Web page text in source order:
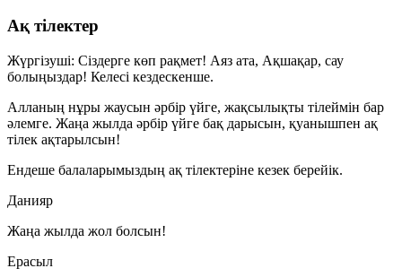
Ақ тілектер
Жүргізуші: Сіздерге көп рақмет! Аяз ата, Ақшақар, сау
болыңыздар! Келесі кездескенше.
Алланың нұры жаусын әрбір үйге, жақсылықты тілеймін бар
әлемге. Жаңа жылда әрбір үйге бақ дарысын, қуанышпен ақ
тілек ақтарылсын!
Ендеше балаларымыздың ақ тілектеріне кезек берейік.
Данияр
Жаңа жылда жол болсын!
Ерасыл